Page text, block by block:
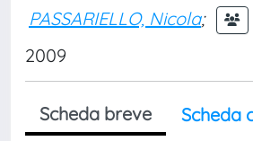
PASSARIELLO, Nicola;
2009
Scheda breve
Scheda